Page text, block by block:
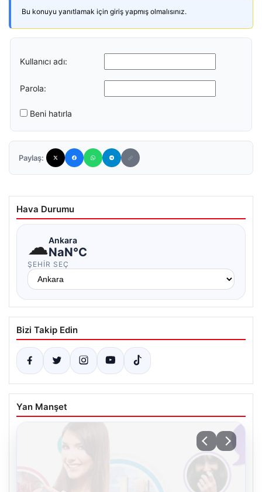
Bu konuyu yanıtlamak için giriş yapmış olmalısınız.
Kullanıcı adı:
Parola:
Beni hatırla
Paylaş:
Hava Durumu
☁Ankara
NaN°C
ŞEHIR SEÇ
Bizi Takip Edin
Yan Manşet